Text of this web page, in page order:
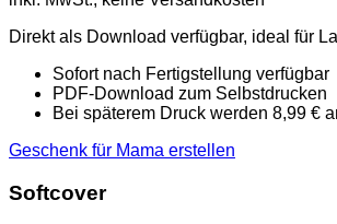
Direkt als Download verfügbar, ideal für
Sofort nach Fertigstellung verfügbar
PDF-Download zum Selbstdrucken
Bei späterem Druck werden 8,99 €
Geschenk für Mama erstellen
Softcover